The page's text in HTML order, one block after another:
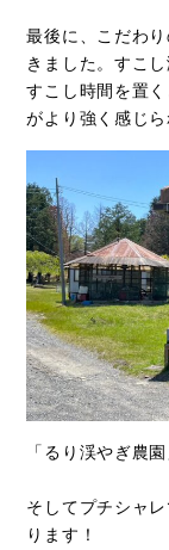
最後に、こだわ
きました。すこ
すこし時間を置
がより強く感じ
「るり渓やぎ農
そしてプチシャ
ります！